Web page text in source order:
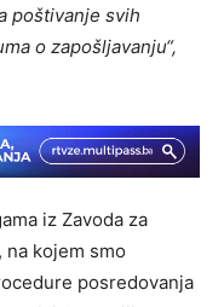
poštivanje svih
o zapošljavanju“,
iz Zavoda za
kojem smo
posredovanja